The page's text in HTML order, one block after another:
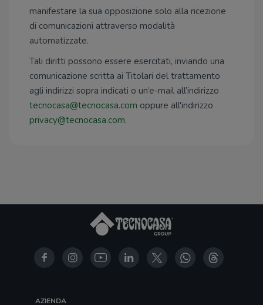
manifestare la sua opposizione solo alla ricezione
di comunicazioni attraverso modalità
automatizzate.
Tali diritti possono essere esercitati, inviando una
comunicazione scritta ai Titolari del trattamento
agli indirizzi sopra indicati o un’e-mail all’indirizzo
tecnocasa@tecnocasa.com oppure all'indirizzo
privacy@tecnocasa.com.
AZIENDA